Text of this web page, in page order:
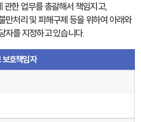
한 업무를 총괄해서 책임지고,
만처리 및 피해구제 등을 위하여 아래와
자를 지정하고 있습니다.
보호책임자